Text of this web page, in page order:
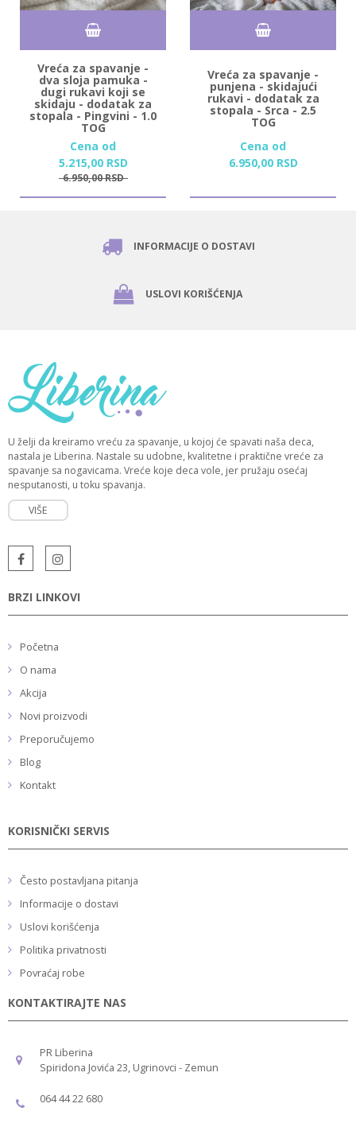
Vreća za spavanje -
dva sloja pamuka -
dugi rukavi koji se
skidaju - dodatak za
stopala - Pingvini - 1.0
TOG
Cena od
5.215,00 RSD
6.950,00RSD
Vreća za spavanje -
punjena - skidajući
rukavi - dodatak za
stopala - Srca - 2.5
TOG
Cena od
6.950,00 RSD
INFORMACIJE O DOSTAVI
USLOVI KORIŠĆENJA
U želji da kreiramo vreću za spavanje, u kojoj će spavati naša deca,
nastala je Liberina. Nastale su udobne, kvalitetne i praktične vreće za
spavanje sa nogavicama. Vreće koje deca vole, jer pružaju osećaj
nesputanosti, u toku spavanja.
VIŠE
BRZI LINKOVI
Početna
O nama
Akcija
Novi proizvodi
Preporučujemo
Blog
Kontakt
KORISNIČKI SERVIS
Često postavljana pitanja
Informacije o dostavi
Uslovi korišćenja
Politika privatnosti
Povraćaj robe
KONTAKTIRAJTE NAS
PR Liberina
Spiridona Jovića 23, Ugrinovci - Zemun
064 44 22 680